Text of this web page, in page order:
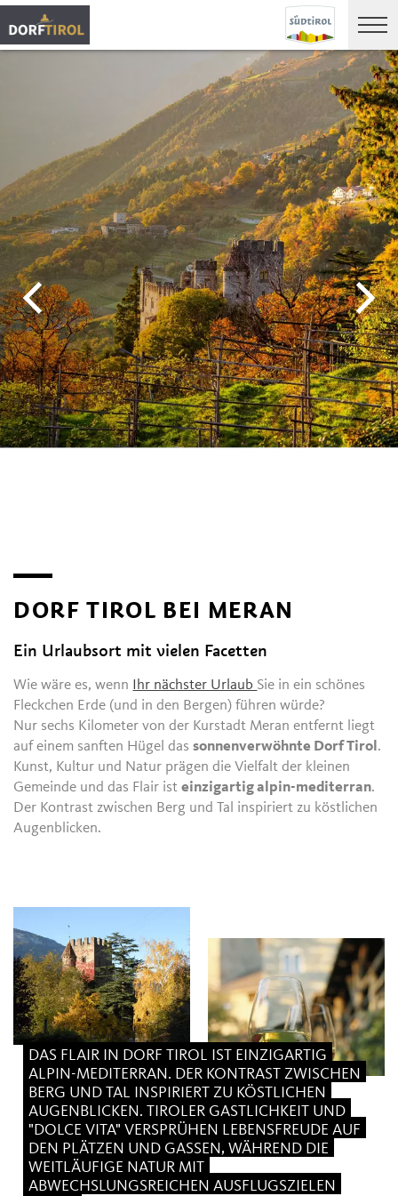
DORF TIROL BEI MERAN
Ein Urlaubsort mit vielen Facetten
Wie wäre es, wenn Ihr nächster Urlaub Sie in ein schönes
Fleckchen Erde (und in den Bergen) führen würde?
Nur sechs Kilometer von der Kurstadt Meran entfernt liegt
auf einem sanften Hügel dassonnenverwöhnte Dorf Tirol .
Kunst, Kultur und Natur prägen die Vielfalt der kleinen
Gemeinde und das Flair isteinzigartig alpin-mediterran.
Der Kontrast zwischen Berg und Tal inspiriert zu köstlichen
Augenblicken.
DAS FLAIR IN DORF TIROL IST EINZIGARTIG
ALPIN-MEDITERRAN. DER KONTRAST ZWISCHEN
BERG UND TAL INSPIRIERT ZU KÖSTLICHEN
AUGENBLICKEN. TIROLER GASTLICHKEIT UND
"DOLCE VITA" VERSPRÜHEN LEBENSFREUDE AUF
DEN PLÄTZEN UND GASSEN, WÄHREND DIE
WEITLÄUFIGE NATUR MIT
ABWECHSLUNGSREICHEN AUSFLUGSZIELEN